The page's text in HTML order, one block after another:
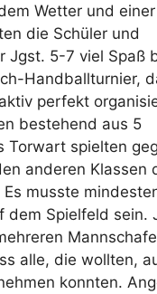
Wetter und
die Schüler und
Jgst. 5-7 viel Spaß
Handballturnier,
perfekt
bestehend aus 5
Torwart spielten
anderen Klassen
musste
dem Spielfeld sein.
alle, die wollten,
konnten.